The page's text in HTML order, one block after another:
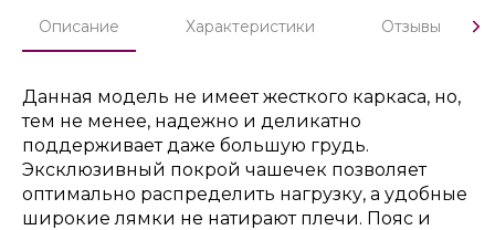
Описание Характеристики Отзывы
Данная модель не имеет жесткого каркаса, но,
тем не менее, надежно и деликатно
поддерживает даже большую грудь.
Эксклюзивный покрой чашечек позволяет
оптимально распределить нагрузку, а удобные
широкие лямки не натирают плечи. Пояс и